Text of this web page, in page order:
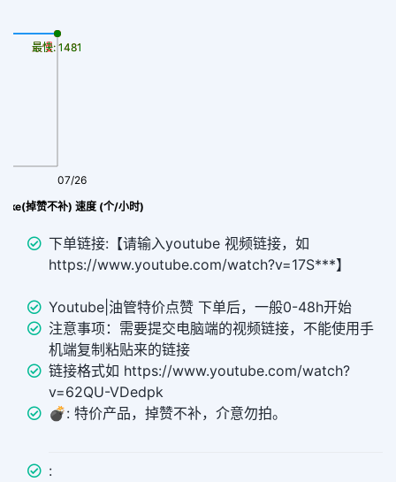
掉赞不补) 速度 (个/小时)
07/26
最慢: 1481
最快: 1481
下单链接:【请输入youtube 视频链接，如
https://www.youtube.com/watch?v=17S***】
Youtube|油管特价点赞 下单后，一般0-48h开始
注意事项：需要提交电脑端的视频链接，不能使用手
机端复制粘贴来的链接
链接格式如 https://www.youtube.com/watch?
v=62QU-VDedpk
💣︎: 特价产品，掉赞不补，介意勿拍。
: